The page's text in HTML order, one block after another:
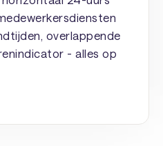
overlappende
- alles op